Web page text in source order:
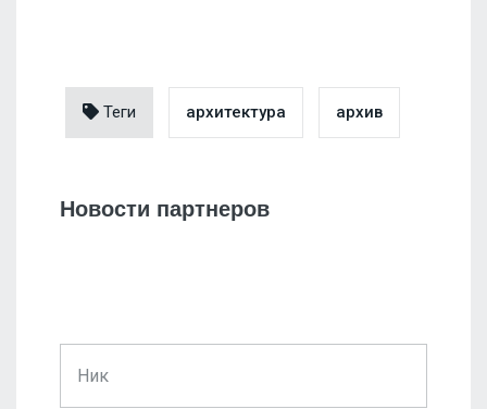
Теги архитектура архив
Новости партнеров